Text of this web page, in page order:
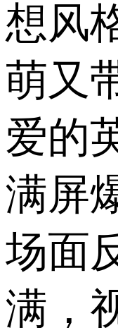
想风
萌又
爱的
满屏
场面
满，